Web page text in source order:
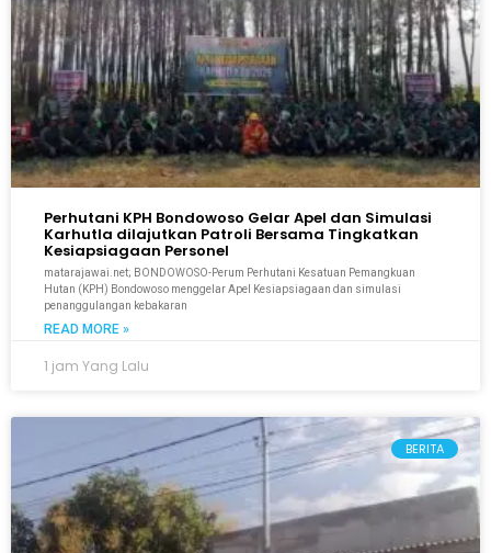
Perhutani KPH Bondowoso Gelar Apel dan Simulasi
Karhutla dilajutkan Patroli Bersama Tingkatkan
Kesiapsiagaan Personel
matarajawai.net; BONDOWOSO-Perum Perhutani Kesatuan Pemangkuan
Hutan (KPH) Bondowoso menggelar Apel Kesiapsiagaan dan simulasi
penanggulangan kebakaran
READ MORE »
1 jam Yang Lalu
BERITA